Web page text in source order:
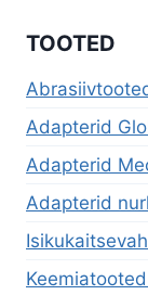
TOOTED
Adapterid
Adapterid
Adapterid